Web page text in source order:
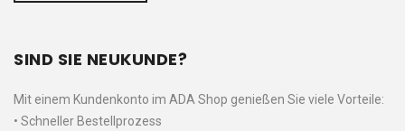
SIND SIE NEUKUNDE?
Mit einem Kundenkonto im ADA Shop genießen Sie viele Vorteile:
• Schneller Bestellprozess